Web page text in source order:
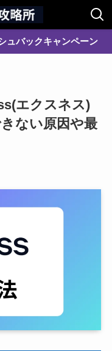
ュバックキャンペーン
エクスネス)
ない原因や最